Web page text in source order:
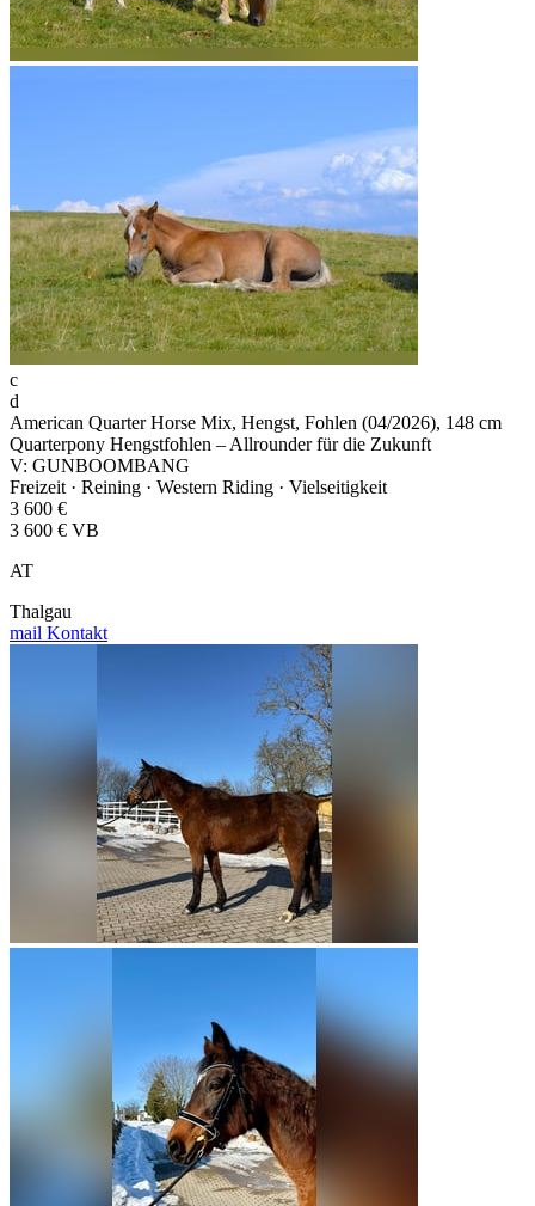
c
d
American Quarter Horse Mix, Hengst, Fohlen (04/2026), 148 cm
Quarterpony Hengstfohlen – Allrounder für die Zukunft
V: GUNBOOMBANG
Freizeit · Reining · Western Riding · Vielseitigkeit
3 600 €
3 600 € VB
AT
Thalgau
mail Kontakt